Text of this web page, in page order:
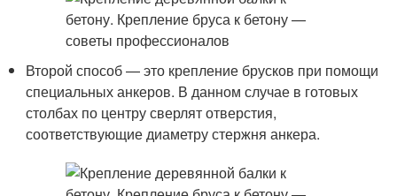
Второй способ — это крепление брусков при помощи
специальных анкеров. В данном случае в готовых
столбах по центру сверлят отверстия,
соответствующие диаметру стержня анкера.